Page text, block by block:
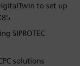
to set up
SIPROTEC
solutions